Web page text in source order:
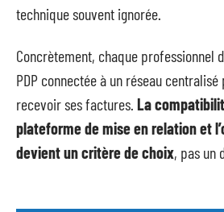
technique souvent ignorée.
Concrètement, chaque professionnel
PDP connectée à un réseau
recevoir ses factures. La
plateforme de mise en relation et
devient un critère de choix, pas un